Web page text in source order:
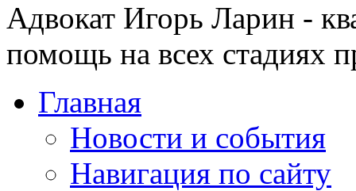
Адвокат Игорь Ларин -
помощь на всех стадиях
Главная
Новости и события
Навигация по сайту